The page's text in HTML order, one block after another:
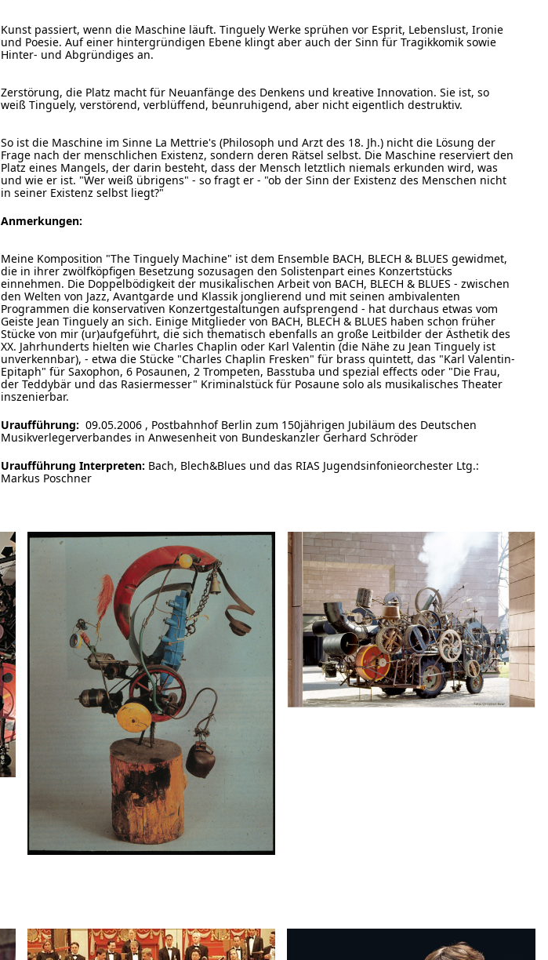
Kunst passiert, wenn die Maschine läuft. Tinguely Werke sprühen vor Esprit, Lebenslust, Ironie
und Poesie. Auf einer hintergründigen Ebene klingt aber auch der Sinn für Tragikkomik sowie
Hinter- und Abgründiges an.
Zerstörung, die Platz macht für Neuanfänge des Denkens und kreative Innovation. Sie ist, so
weiß Tinguely, verstörend, verblüffend, beunruhigend, aber nicht eigentlich destruktiv.
So ist die Maschine im Sinne La Mettrie's (Philosoph und Arzt des 18. Jh.) nicht die Lösung der
Frage nach der menschlichen Existenz, sondern deren Rätsel selbst. Die Maschine reserviert den
Platz eines Mangels, der darin besteht, dass der Mensch letztlich niemals erkunden wird, was
und wie er ist. "Wer weiß übrigens" - so fragt er - "ob der Sinn der Existenz des Menschen nicht
in seiner Existenz selbst liegt?"
Anmerkungen:
Meine Komposition "The Tinguely Machine" ist dem Ensemble BACH, BLECH & BLUES gewidmet,
die in ihrer zwölfköpfigen Besetzung sozusagen den Solistenpart eines Konzertstücks
einnehmen. Die Doppelbödigkeit der musikalischen Arbeit von BACH, BLECH & BLUES - zwischen
den Welten von Jazz, Avantgarde und Klassik jonglierend und mit seinen ambivalenten
Programmen die konservativen Konzertgestaltungen aufsprengend - hat durchaus etwas vom
Geiste Jean Tinguely an sich. Einige Mitglieder von BACH, BLECH & BLUES haben schon früher
Stücke von mir (ur)aufgeführt, die sich thematisch ebenfalls an große Leitbilder der Ästhetik des
XX. Jahrhunderts hielten wie Charles Chaplin oder Karl Valentin (die Nähe zu Jean Tinguely ist
unverkennbar), - etwa die Stücke "Charles Chaplin Fresken" für brass quintett, das "Karl Valentin-
Epitaph" für Saxophon, 6 Posaunen, 2 Trompeten, Basstuba und spezial effects oder "Die Frau,
der Teddybär und das Rasiermesser" Kriminalstück für Posaune solo als musikalisches Theater
inszenierbar.
Uraufführung: 09.05.2006 , Postbahnhof Berlin zum 150jährigen Jubiläum des Deutschen
Musikverlegerverbandes in Anwesenheit von Bundeskanzler Gerhard Schröder
Uraufführung Interpreten: Bach, Blech&Blues und das RIAS Jugendsinfonieorchester Ltg.:
Markus Poschner